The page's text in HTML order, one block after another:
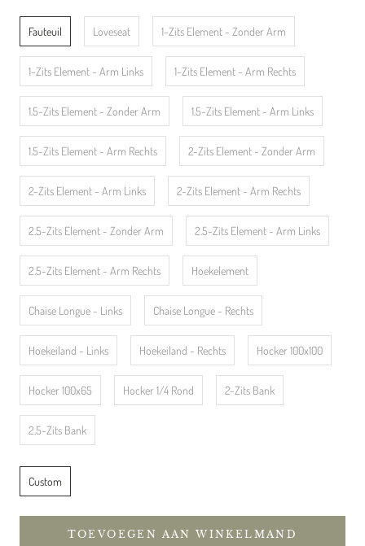
Fauteuil Loveseat 1-Zits Element - Zonder Arm
1-Zits Element - Arm Links 1-Zits Element - Arm Rechts
1.5-Zits Element - Zonder Arm 1.5-Zits Element - Arm Links
1.5-Zits Element - Arm Rechts 2-Zits Element - Zonder Arm
2-Zits Element - Arm Links 2-Zits Element - Arm Rechts
2.5-Zits Element - Zonder Arm 2.5-Zits Element - Arm Links
2.5-Zits Element - Arm Rechts Hoekelement
Chaise Longue - Links Chaise Longue - Rechts
Hoekeiland - Links Hoekeiland - Rechts Hocker 100x100
Hocker 100x65 Hocker 1/4 Rond 2-Zits Bank
2,5-Zits Bank
Custom
TOEVOEGEN AAN WINKELMAND